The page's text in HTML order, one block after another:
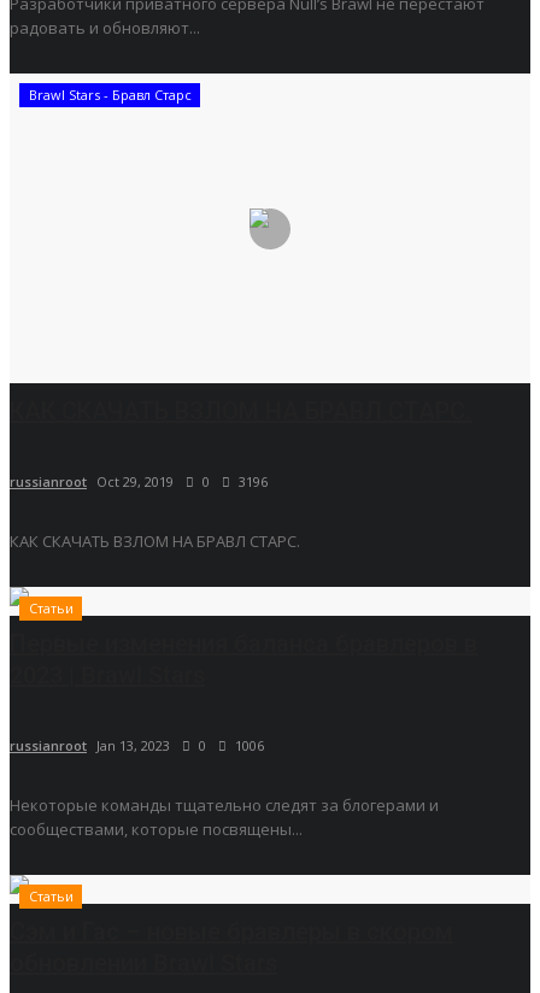
радовать и обновляют...
Brawl Stars - Бравл Старс
russianroot Oct 29, 2019 0 3196
КАК СКАЧАТЬ ВЗЛОМ НА БРАВЛ СТАРС.
Статьи
russianroot Jan 13, 2023 0 1006
Некоторые команды тщательно следят за блогерами и
сообществами, которые посвящены...
Статьи